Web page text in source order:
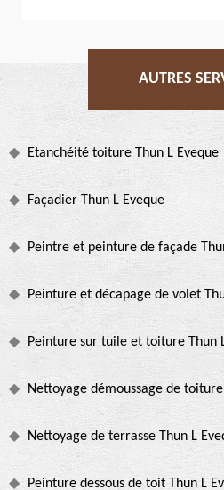
AUTRES
Etanchéité toiture Thun L Eveque
Façadier Thun L Eveque
Peintre et peinture de façade
Peinture et décapage de volet
Peinture sur tuile et toiture Thun
Nettoyage démoussage de
Nettoyage de terrasse Thun L
Peinture dessous de toit Thun L